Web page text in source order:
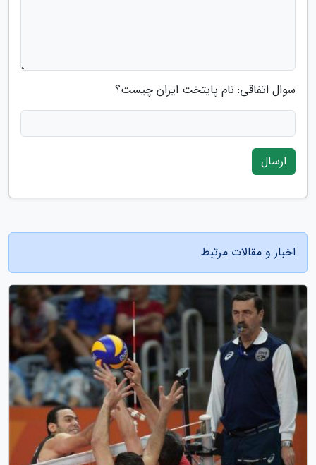
سوال اتفاقی: نام پایتخت ایران چیست؟
ارسال
اخبار و مقالات مرتبط